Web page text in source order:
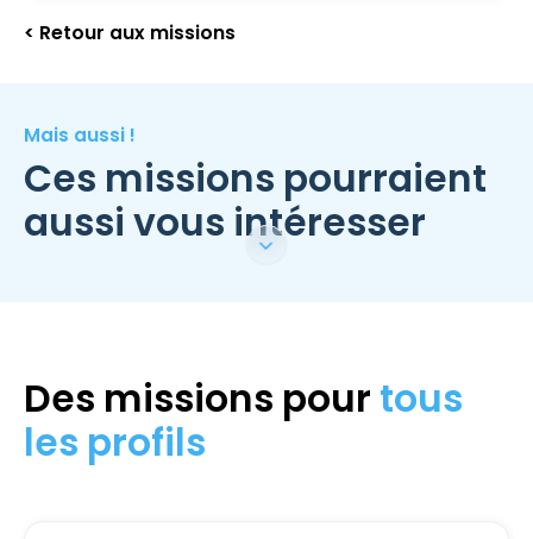
< Retour aux missions
Mais aussi !
Ces missions pourraient
aussi vous intéresser
Des missions pour tous
les profils